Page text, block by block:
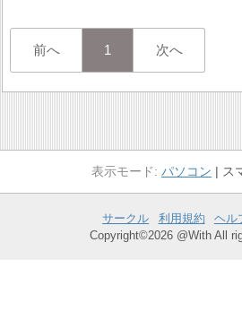
前へ 1 次へ
パソコン ス
サークル 利用規約 ヘル
Copyright©2026 @With All